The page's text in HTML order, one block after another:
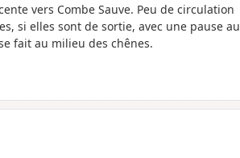
vers Combe Sauve. Peu de circulation
si elles sont de sortie, avec une pause au
fait au milieu des chênes.